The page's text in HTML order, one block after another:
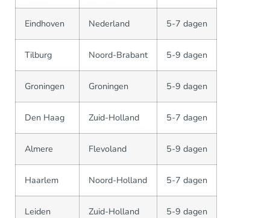
Eindhoven Nederland 5-7 dagen
Tilburg Noord-Brabant 5-9 dagen
Groningen Groningen 5-9 dagen
Den Haag Zuid-Holland 5-7 dagen
Almere Flevoland 5-9 dagen
Haarlem Noord-Holland 5-7 dagen
Leiden Zuid-Holland 5-9 dagen